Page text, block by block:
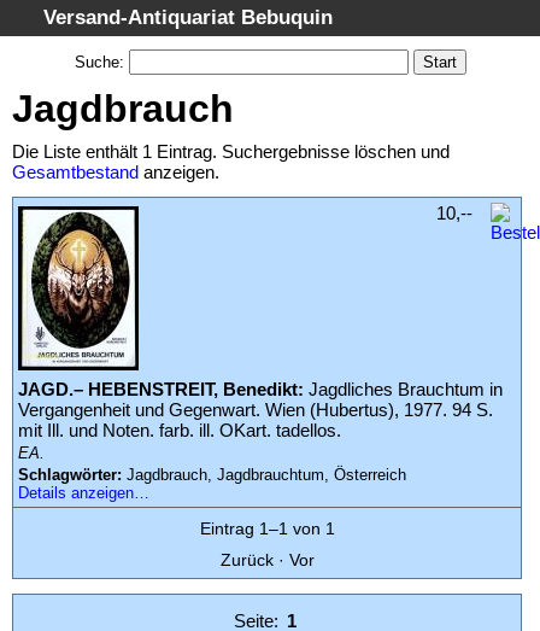
Versand-Antiquariat Bebuquin
Startseite
Suche
Kategorien
Schlagwörter
Suchergebnisse
Warenkorb
AGB
Widerruf
Datenschutz
Impressum
Suche:
Jagdbrauch
Die Liste enthält 1 Eintrag. Suchergebnisse löschen und
Gesamtbestand anzeigen.
JAGD.– HEBENSTREIT, Benedikt: Jagdliches Brauchtum in
Vergangenheit und Gegenwart. Wien (Hubertus), 1977. 94 S.
mit Ill. und Noten. farb. ill. OKart. tadellos.
EA.
Schlagwörter: Jagdbrauch, Jagdbrauchtum, Österreich
Details anzeigen…
10,--
Eintrag 1–1 von 1
Zurück· Vor
Seite: 1